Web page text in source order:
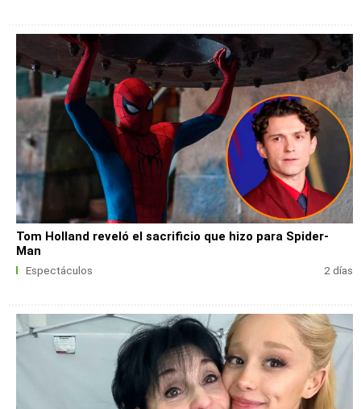
Tom Holland reveló el sacrificio que hizo para Spider-
Man
Espectáculos 2 días